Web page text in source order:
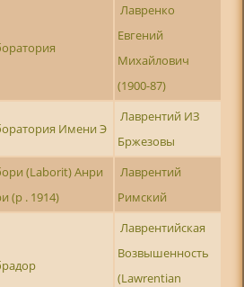
Лавренко
Евгений
Михайлович
(1900-87)
Имени Э
Лаврентий ИЗ
Бржезовы
(Laborit) Анри
(р . 1914)
Лаврентий
Римский
Лаврентийская
Возвышенность
(Lawrentian